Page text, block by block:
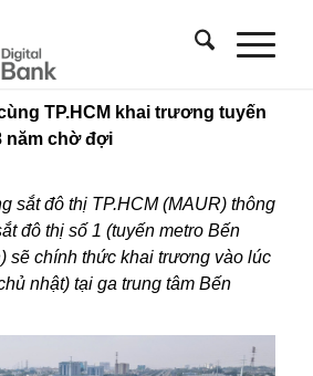
TP.HCM khai trương tuyến
năm chờ đợi
sắt đô thị TP.HCM (MAUR) thông
đô thị số 1 (tuyến metro Bến
sẽ chính thức khai trương vào lúc
nhật) tại ga trung tâm Bến